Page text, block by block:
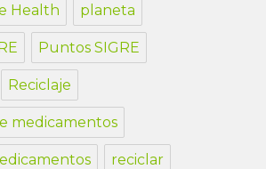
Health planeta
Puntos SIGRE
Reciclaje
medicamentos
reciclar